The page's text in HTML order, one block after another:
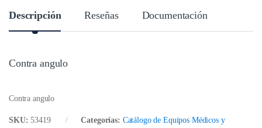
Descripción Reseñas Documentación
Contra angulo
Contra angulo
SKU:53419 Categorías: Catálogo de Equipos Médicos y